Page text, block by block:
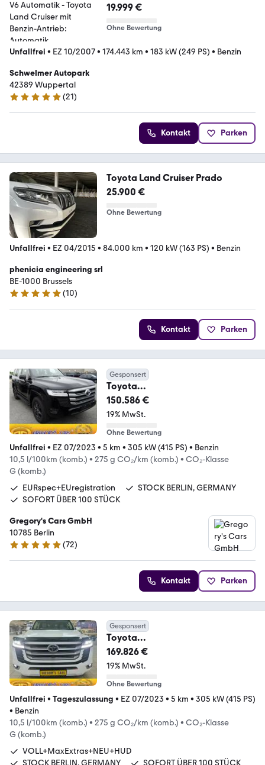
19.999 €
Ohne Bewertung
Unfallfrei • EZ 10/2007• 174.443 km • 183 kW (249 PS) • Benzin
Schwelmer Autopark
42389 Wuppertal
4.9 Sterne
(21)
Kontakt Parken
Toyota Land Cruiser Prado
25.900 €
Ohne Bewertung
Unfallfrei • EZ 04/2015 • 84.000 km • 120 kW (163 PS) • Benzin
phenicia engineering srl
BE-1000 Brussels
5 Sterne
(10)
Kontakt Parken
Gesponsert
Toyota
LC300+EXECUTIVE+70th+V6P+41
5HP+LED+AVS+NEU
150.586 €
19% MwSt.
Ohne Bewertung
Unfallfrei • EZ 07/2023 • 5 km • 305 kW (415 PS) • Benzin
10,5 l/100km (komb.) • 275 g CO₂/km (komb.) • CO₂-Klasse
G (komb.)
EURspec+EUregistration
STOCK BERLIN, GERMANY
SOFORT ÜBER 100 STÜCK
Gregory's Cars GmbH
10785 Berlin
5 Sterne
(72)
Kontakt Parken
Gesponsert
Toyota
LC300~70thANV+NEU+EUreg+Re
arTV+415HP+VOLL+HUD
169.826 €
19% MwSt.
Ohne Bewertung
Unfallfrei • Tageszulassung • EZ 07/2023 • 5 km • 305 kW (415 PS)
• Benzin
10,5 l/100km (komb.) • 275 g CO₂/km (komb.) • CO₂-Klasse
G (komb.)
VOLL+MaxExtras+NEU+HUD